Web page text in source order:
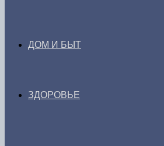
ДОМ И БЫТ
ЗДОРОВЬЕ